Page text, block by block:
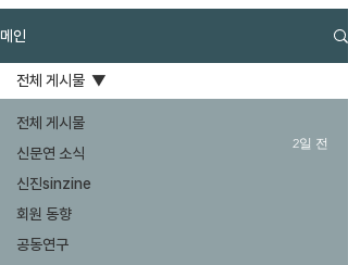
메인
전체 게시물
신문연 소식
신진sinzine
회원 동향
공동연구
전체 게시물
2일 전